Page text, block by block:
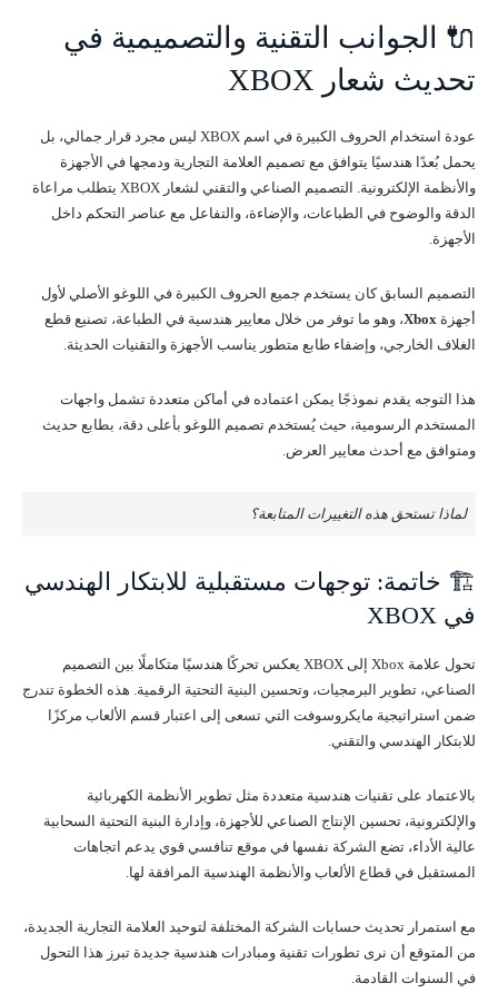
🔌 الجوانب التقنية والتصميمية في
تحديث شعار XBOX
عودة استخدام الحروف الكبيرة في اسم XBOX ليس مجرد قرار جمالي، بل
يحمل بُعدًا هندسيًا يتوافق مع تصميم العلامة التجارية ودمجها في الأجهزة
والأنظمة الإلكترونية. التصميم الصناعي والتقني لشعار XBOX يتطلب مراعاة
الدقة والوضوح في الطباعات، والإضاءة، والتفاعل مع عناصر التحكم داخل
الأجهزة.
التصميم السابق كان يستخدم جميع الحروف الكبيرة في اللوغو الأصلي لأول
أجهزة Xbox، وهو ما توفر من خلال معايير هندسية في الطباعة، تصنيع قطع
الغلاف الخارجي، وإضفاء طابع متطور يناسب الأجهزة والتقنيات الحديثة.
هذا التوجه يقدم نموذجًا يمكن اعتماده في أماكن متعددة تشمل واجهات
المستخدم الرسومية، حيث يُستخدم تصميم اللوغو بأعلى دقة، بطابع حديث
ومتوافق مع أحدث معايير العرض.
لماذا تستحق هذه التغييرات المتابعة؟
🏗️ خاتمة: توجهات مستقبلية للابتكار الهندسي
في XBOX
تحول علامة Xbox إلى XBOX يعكس تحركًا هندسيًا متكاملًا بين التصميم
الصناعي، تطوير البرمجيات، وتحسين البنية التحتية الرقمية. هذه الخطوة تندرج
ضمن استراتيجية مايكروسوفت التي تسعى إلى اعتبار قسم الألعاب مركزًا
للابتكار الهندسي والتقني.
بالاعتماد على تقنيات هندسية متعددة مثل تطوير الأنظمة الكهربائية
والإلكترونية، تحسين الإنتاج الصناعي للأجهزة، وإدارة البنية التحتية السحابية
عالية الأداء، تضع الشركة نفسها في موقع تنافسي قوي يدعم اتجاهات
المستقبل في قطاع الألعاب والأنظمة الهندسية المرافقة لها.
مع استمرار تحديث حسابات الشركة المختلفة لتوحيد العلامة التجارية الجديدة،
من المتوقع أن نرى تطورات تقنية ومبادرات هندسية جديدة تبرز هذا التحول
في السنوات القادمة.